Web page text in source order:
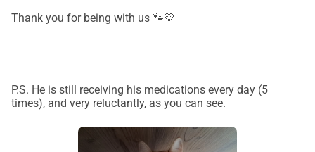
Thank you for being with us 🐾💛
P.S. He is still receiving his medications every day (5
times), and very reluctantly, as you can see.